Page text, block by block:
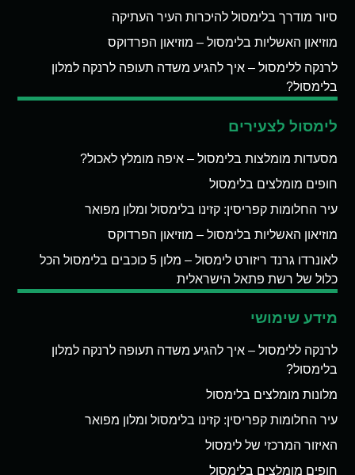
סיור מודרך בלימסול להיכרות העיר העתיקה
מוזיאון האשליות בלימסול – מוזיאון הפרדוקס
לרנקה ללימסול – איך להגיע משדה תעופה לרנקה למלון
בלימסול?
לימסול לצעירים
מסעדות מומלצות בלימסול – איפה מומלץ לאכול?
חופים מומלצים בלימסול
עיר החלומות קפריסין: קזינו בלימסול ומלון מפואר
מוזיאון האשליות בלימסול – מוזיאון הפרדוקס
לאונרדו גרנד ריזורט לימסול – מלון 5 כוכבים בלימסול הכל
כלול של רשת פתאל הישראלית
מידע שימושי
לרנקה ללימסול – איך להגיע משדה תעופה לרנקה למלון
בלימסול?
מלונות מומלצים בלימסול
עיר החלומות קפריסין: קזינו בלימסול ומלון מפואר
האיזור המרכזי של לימסול
חופים מומלצים בלימסול